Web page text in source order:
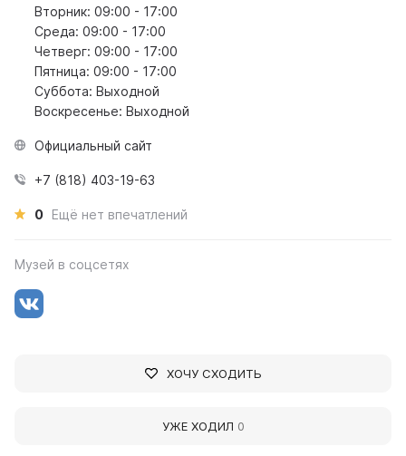
Вторник: 09:00 - 17:00
Среда: 09:00 - 17:00
Четверг: 09:00 - 17:00
Пятница: 09:00 - 17:00
Суббота: Выходной
Воскресенье: Выходной
Официальный сайт
+7 (818) 403-19-63
0 Ещё нет впечатлений
Музей в соцсетях
ХОЧУ СХОДИТЬ
УЖЕ ХОДИЛ 0